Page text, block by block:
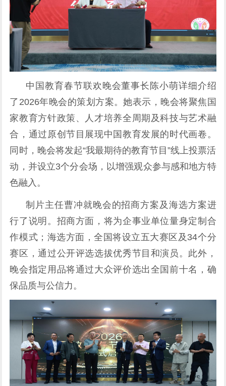
中国教育春节联欢晚会董事长陈小萌详细介绍
了2026年晚会的策划方案。她表示，晚会将聚焦国
家教育方针政策、人才培养全周期及科技与艺术融
合，通过原创节目展现中国教育发展的时代画卷。
同时，晚会将发起“我最期待的教育节目”线上投票活
动，并设立3个分会场，以增强观众参与感和地方特
色融入。
制片主任曹冲就晚会的招商方案及海选方案进
行了说明。招商方面，将为企事业单位量身定制合
作模式；海选方面，全国将设立五大赛区及34个分
赛区，通过公开评选选拔优秀节目和演员。此外，
晚会指定用品将通过大众评价选出全国前十名，确
保品质与公信力。